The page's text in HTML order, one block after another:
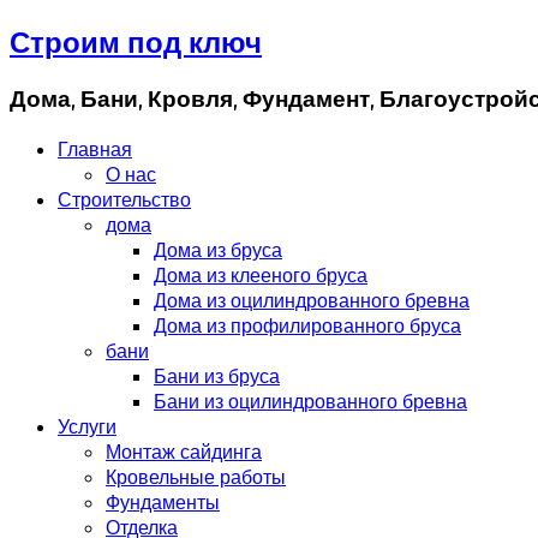
Строим под ключ
Дома, Бани, Кровля, Фундамент,
Главная
О нас
Строительство
дома
Дома из бруса
Дома из клееного бруса
Дома из оцилиндрованного бревна
Дома из профилированного бруса
бани
Бани из бруса
Бани из оцилиндрованного бревна
Услуги
Монтаж сайдинга
Кровельные работы
Фундаменты
Отделка